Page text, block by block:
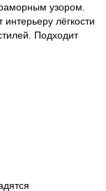
узором.
лёгкости
Подходит